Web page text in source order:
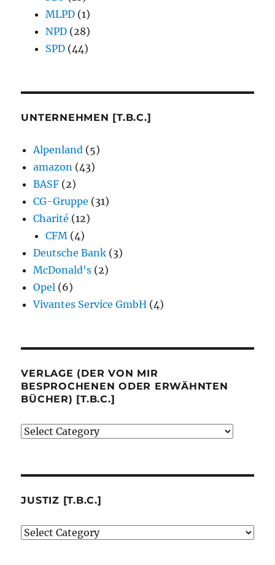
MLPD (1)
NPD (28)
SPD (44)
UNTERNEHMEN [T.B.C.]
Alpenland (5)
amazon (43)
BASF (2)
CG-Gruppe (31)
Charité (12)
CFM (4)
Deutsche Bank (3)
McDonald's (2)
Opel (6)
Vivantes Service GmbH (4)
VERLAGE (DER VON MIR
BESPROCHENEN ODER ERWÄHNTEN
BÜCHER) [T.B.C.]
Verlage
besprochenen
erwähnten
JUSTIZ [T.B.C.]
Justiz